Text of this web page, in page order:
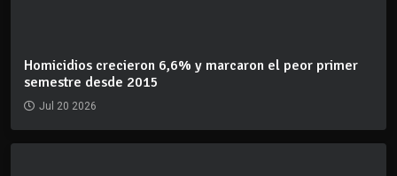
Homicidios crecieron 6,6% y marcaron el peor primer
semestre desde 2015
Jul 20 2026